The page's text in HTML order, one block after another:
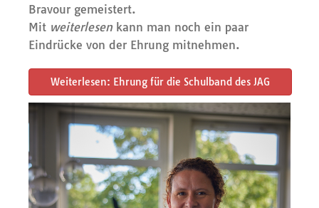
Bravour gemeistert.
Mit weiterlesen kann man noch ein paar
Eindrücke von der Ehrung mitnehmen.
Weiterlesen: Ehrung für die Schulband des JAG